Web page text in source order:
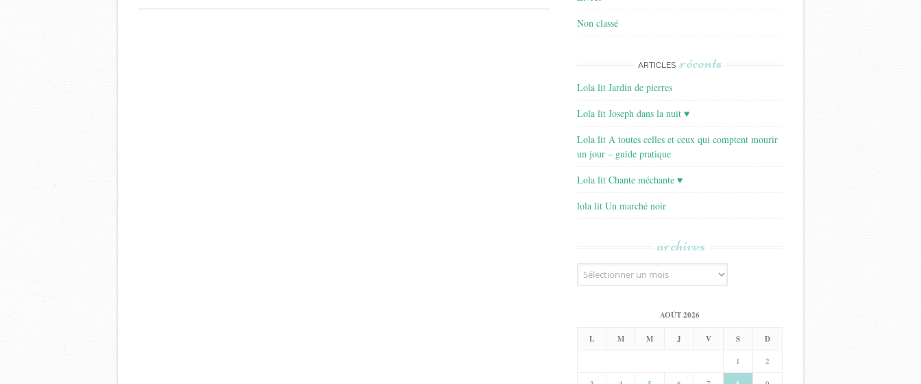
Non classé
ARTICLES récents
Lola lit Jardin de pierres
Lola lit Joseph dans la nuit ♥
Lola lit A toutes celles et ceux qui comptent mourir
un jour – guide pratique
Lola lit Chante méchante ♥
lola lit Un marché noir
archives
Archives
AOÛT 2026
L M M J V S D
1 2